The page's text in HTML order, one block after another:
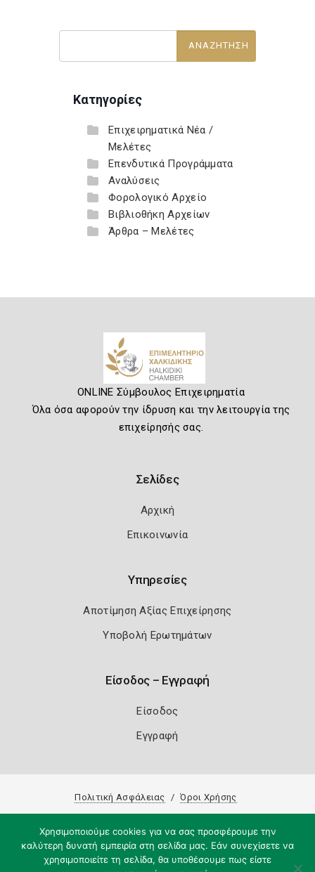
Κατηγορίες
Επιχειρηματικά Νέα /
Μελέτες
Επενδυτικά Προγράμματα
Αναλύσεις
Φορολογικό Αρχείο
Βιβλιοθήκη Αρχείων
Άρθρα – Μελέτες
ONLINE Σύμβουλος Επιχειρηματία
Όλα όσα αφορούν την ίδρυση και την λειτουργία της
επιχείρησής σας.
Σελίδες
Αρχική
Επικοινωνία
Υπηρεσίες
Αποτίμηση Αξίας Επιχείρησης
Υποβολή Ερωτημάτων
Είσοδος – Εγγραφή
Είσοδος
Εγγραφή
Πολιτική Ασφάλειας Όροι Χρήσης
Χρησιμοποιούμε cookies για να σας προσφέρουμε την
καλύτερη δυνατή εμπειρία στη σελίδα μας. Εάν συνεχίσετε να
χρησιμοποιείτε τη σελίδα, θα υποθέσουμε πως είστε